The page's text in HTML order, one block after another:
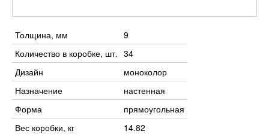
Толщина, мм
9
Количество в коробке, шт. 34
Дизайн
моноколор
Назначение
настенная
Форма
прямоугольная
Вес коробки, кг
14.82